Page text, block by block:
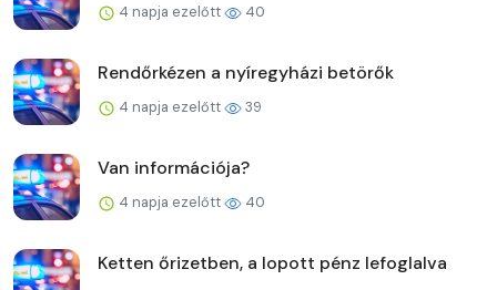
4 napja ezelőtt 40
Rendőrkézen a nyíregyházi betörők
4 napja ezelőtt 39
Van információja?
4 napja ezelőtt 40
Ketten őrizetben, a lopott pénz lefoglalva